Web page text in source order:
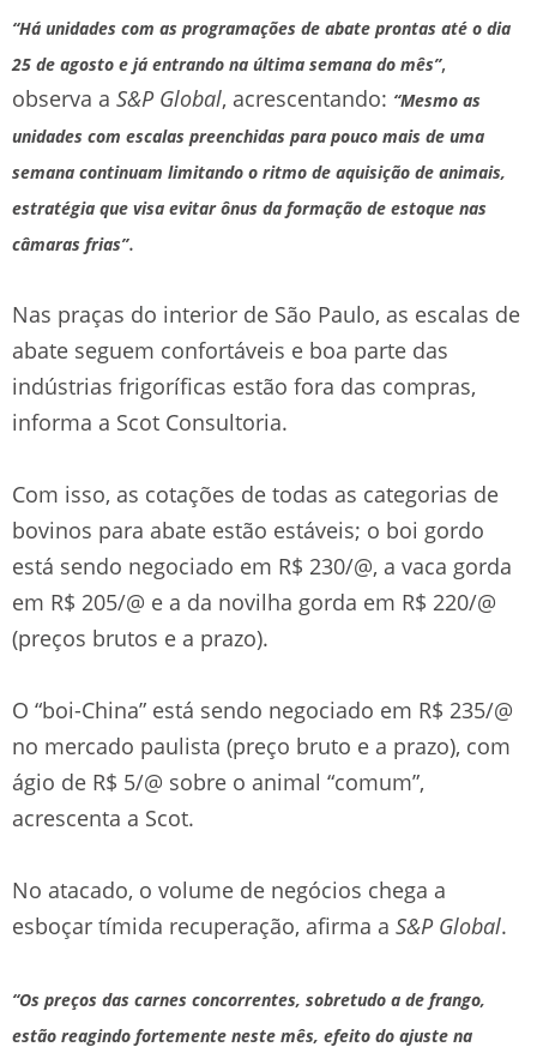
“Há unidades com as programações de abate prontas até o dia
25 de agosto e já entrando na última semana do mês”,
observa a S&P Global, acrescentando: “Mesmo as
unidades com escalas preenchidas para pouco mais de uma
semana continuam limitando o ritmo de aquisição de animais,
estratégia que visa evitar ônus da formação de estoque nas
câmaras frias”.
Nas praças do interior de São Paulo, as escalas de
abate seguem confortáveis e boa parte das
indústrias frigoríficas estão fora das compras,
informa a Scot Consultoria.
Com isso, as cotações de todas as categorias de
bovinos para abate estão estáveis; o boi gordo
está sendo negociado em R$ 230/@, a vaca gorda
em R$ 205/@ e a da novilha gorda em R$ 220/@
(preços brutos e a prazo).
O “boi-China” está sendo negociado em R$ 235/@
no mercado paulista (preço bruto e a prazo), com
ágio de R$ 5/@ sobre o animal “comum”,
acrescenta a Scot.
No atacado, o volume de negócios chega a
esboçar tímida recuperação, afirma a S&P Global.
“Os preços das carnes concorrentes, sobretudo a de frango,
estão reagindo fortemente neste mês, efeito do ajuste na